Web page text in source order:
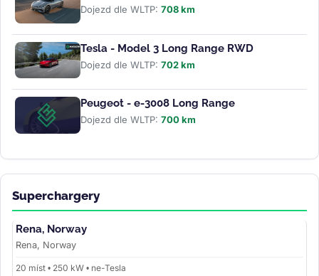
Dojezd dle WLTP: 708 km
Tesla - Model 3 Long Range RWD
Dojezd dle WLTP: 702 km
Peugeot - e-3008 Long Range
Dojezd dle WLTP: 700 km
Superchargery
Rena, Norway
Rena, Norway
20 míst • 250 kW • ne-Tesla